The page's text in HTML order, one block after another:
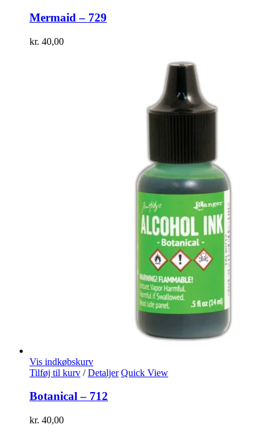
Mermaid – 729
kr. 40,00
Vis indkøbskurv
Tilføj til kurv / Detaljer Quick View
Botanical – 712
kr. 40,00